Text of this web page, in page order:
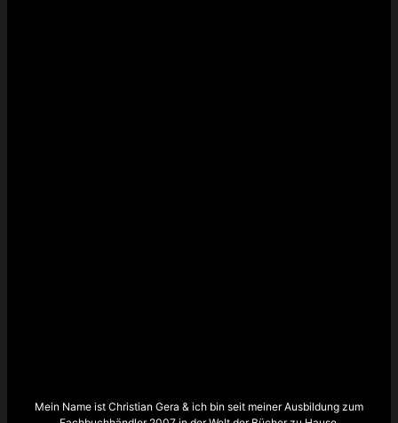
Mein Name ist Christian Gera & ich bin seit meiner Ausbildung zum